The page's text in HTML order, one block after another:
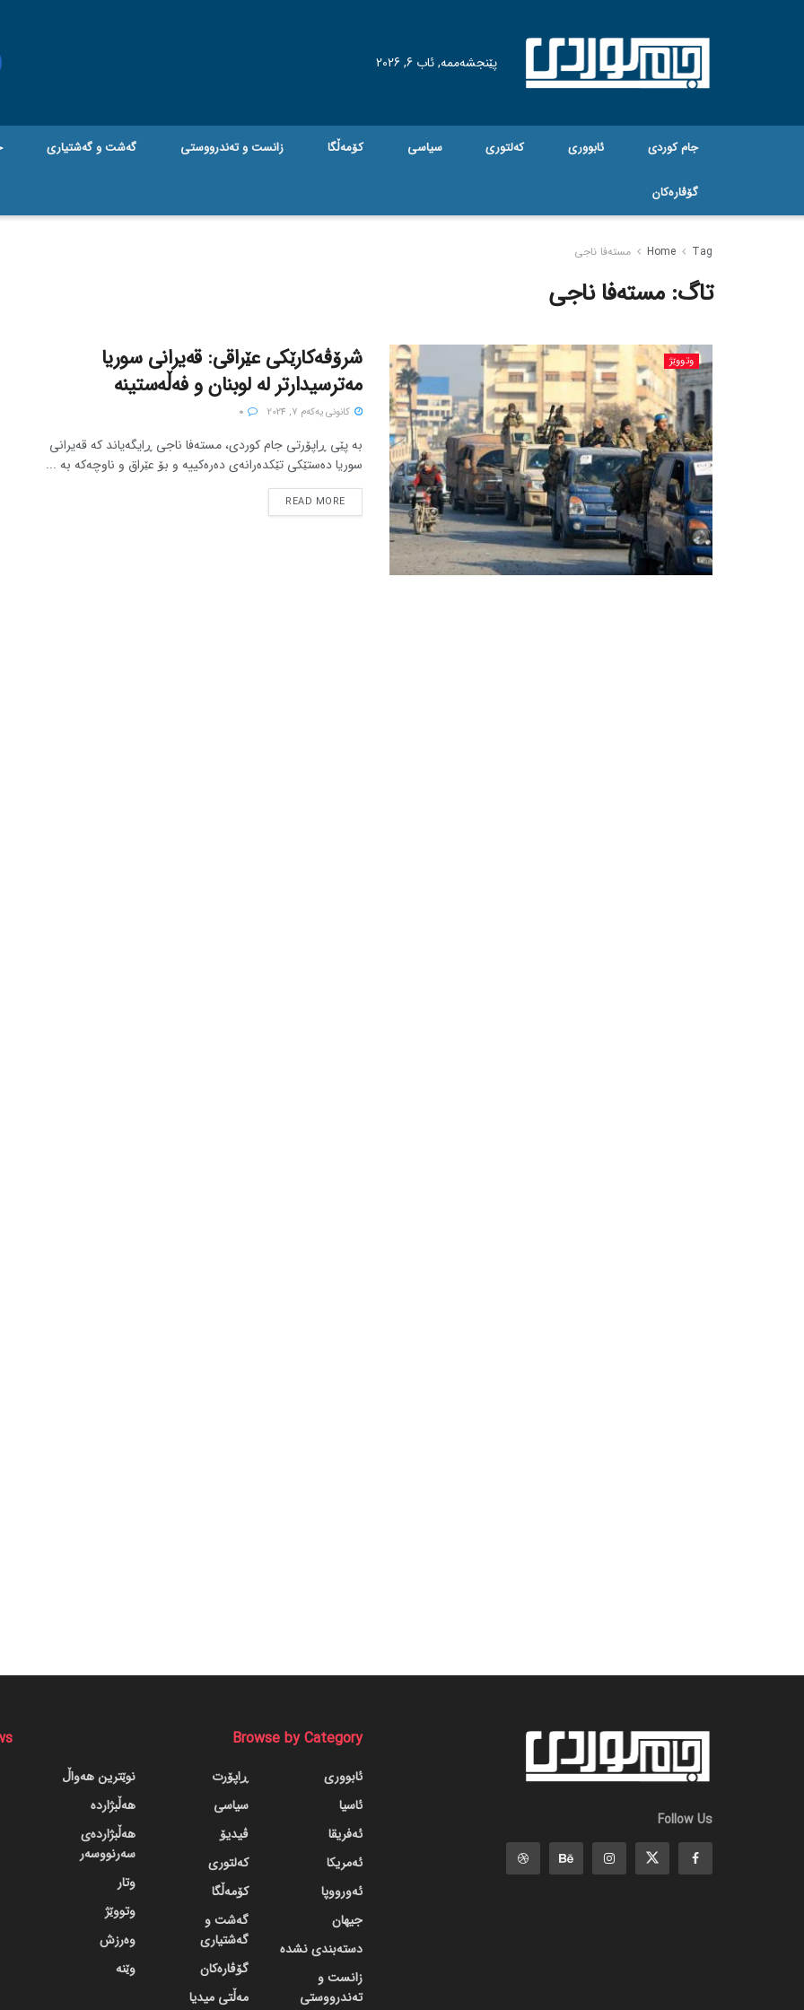
پێنجشەممە, ئاب 6, 2026
جام کوردی ئابووری کەلتوری سیاسی کۆمەڵگا زانست و تەندرووستی گه‌شت و گه‌شتیاری
گۆڤاره‌کان
Home Tag مستەفا ناجی
تاگ:مستەفا ناجی
وتووێژ
شرۆڤەکارێکی عێراقی: قەیرانی سوریا
مەترسیدارتر لە لوبنان و فەڵەستینە
كانونی یه‌كه‌م 7, 2024
بە پێی ڕاپۆرتی جام کوردی، مستەفا ناجی ڕایگەیاند کە قەیرانی
سوریا دەستێکی تێکدەرانەی دەرەکییە و بۆ عێراق و ناوچەکە بە ...
READ MORE
Follow Us
Browse by Category
ئابووری
ئاسیا
ئەفریقا
ئەمریکا
ئەورووپا
جیهان
دسته‌بندی نشده
زانست و
تەندرووستی
ڕاپۆرت
سیاسی
ڤیدیۆ
کەلتوری
کۆمەڵگا
گه‌شت و
گه‌شتیاری
گۆڤاره‌کان
مەڵتی میدیا
نوێترین هەواڵ
هەڵبژاردە
هەڵبژاردەی
سەرنووسەر
وتار
وتووێژ
وەرزش
وێنە